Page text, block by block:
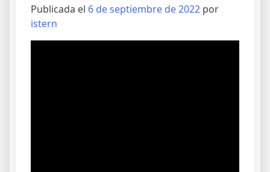
Publicada el 6 de septiembre de 2022 por
istern